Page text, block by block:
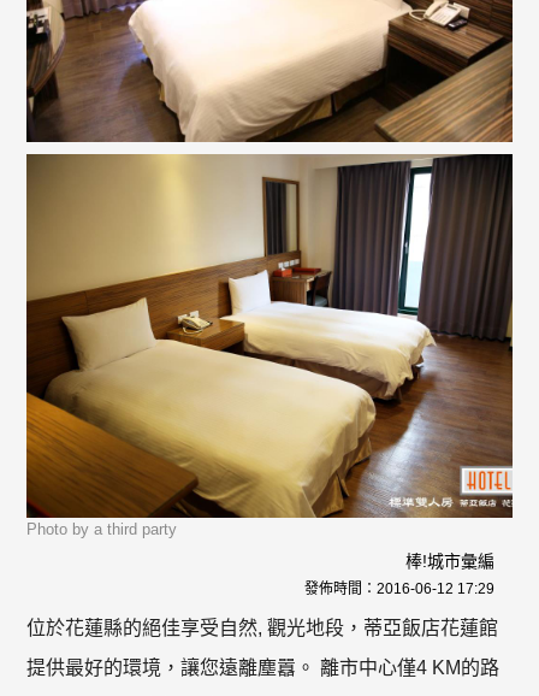
Photo by a third party
棒!城市彙編
發佈時間： 2016-06-12 17:29
位於花蓮縣的絕佳享受自然, 觀光地段，蒂亞飯店花蓮館
提供最好的環境，讓您遠離塵囂。 離市中心僅4 KM的路